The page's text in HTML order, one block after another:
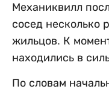
Механиквилл
сосед несколько
жильцов. К
находились в
По словам